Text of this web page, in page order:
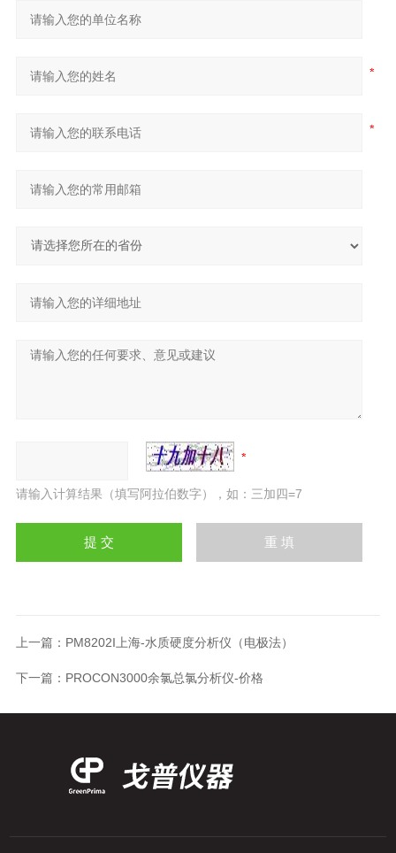
请输入计算结果（填写阿拉伯数字），如：三加四=7
上一篇： PM8202I上海-水质硬度分析仪（电极法）
下一篇： PROCON3000余氯总氯分析仪-价格